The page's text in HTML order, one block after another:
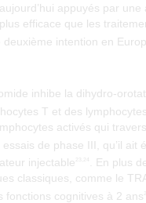
appuyés par
efficace que les
deuxième intention en
inhibe la dihydro-
T et des
activés qui
de phase III, qu’il ait
injectable
. En plus
classiques, comme le
fonctions cognitives à 2 ans